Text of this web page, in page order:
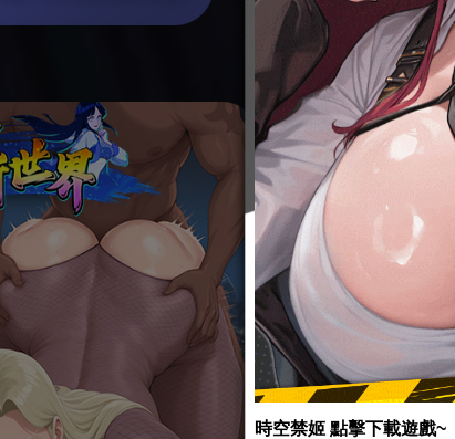
時空禁姬 點擊下載遊戲~